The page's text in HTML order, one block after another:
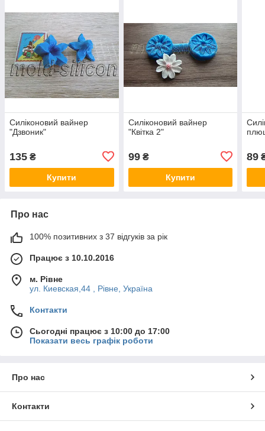
Силіконовий вайнер
"Дзвоник"
135 ₴
Купити
Силіконовий вайнер
"Квітка 2"
99₴
Купити
89
Про нас
100% позитивних з 37 відгуків за рік
Працює з 10.10.2016
м. Рівне
ул. Киевская,44 , Рівне, Україна
Контакти
Сьогодні працює з 10:00 до 17:00
Показати весь графік роботи
Про нас
Контакти